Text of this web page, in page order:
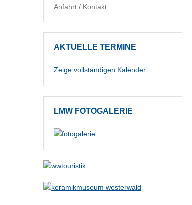
Anfahrt / Kontakt
AKTUELLE TERMINE
Zeige vollständigen Kalender
LMW FOTOGALERIE